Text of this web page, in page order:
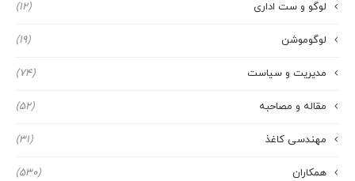
لوگو و ست اداری (12)
لوگوموشن (19)
مدیریت و سیاست (74)
مقاله و مصاحبه (52)
مهندسی کاغذ (31)
همکاران (530)